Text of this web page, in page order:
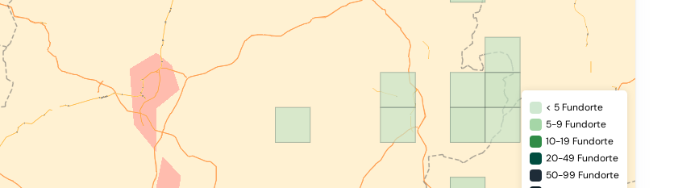
< 5 Fundorte
5-9 Fundorte
10-19 Fundorte
20-49 Fundorte
50-99 Fundorte